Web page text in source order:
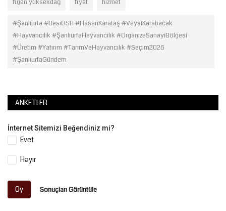
figen yüksekdağ fiyat hizmet
#Şanlıurfa #BesiOSB #HasanKarataş #VeysiKarabacak
#Hayvancılık #ŞanlıurfaHayvancılık #OrganizeSanayiBölgesi
#Üretim #Yatırım #TarımVeHayvancılık #Seçim2026
#ŞanlıurfaGündem
ANKETLER
İnternet Sitemizi Beğendiniz mi?
Evet
Hayır
Oy Sonuçları Görüntüle